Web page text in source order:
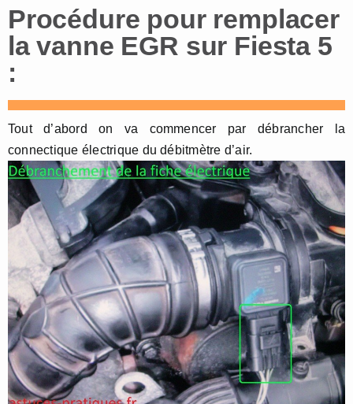
Procédure pour remplacer
la vanne EGR sur Fiesta 5
:
Tout d’abord on va commencer par débrancher la
connectique électrique du débitmètre d’air.